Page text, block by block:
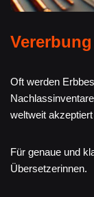
Oft werden
weltweit
Für genaue und
Übersetzerinnen.